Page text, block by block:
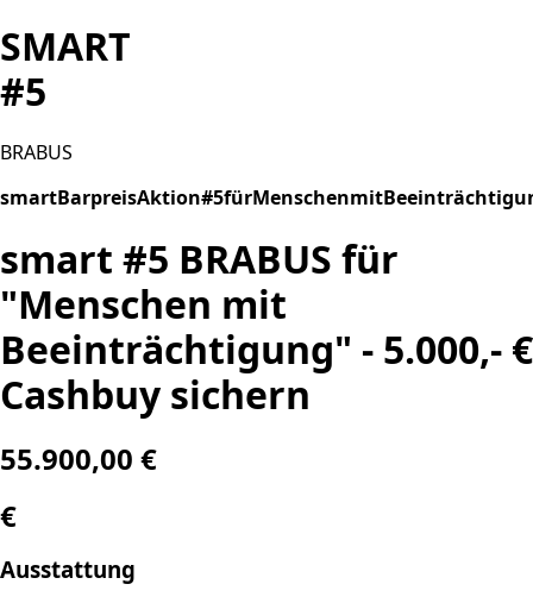
SMART
#5
BRABUS
smart #5 BRABUS für
"Menschen mit
Beeinträchtigung" - 5.000,- €
Cashbuy sichern
55.900,00 €
€
Ausstattung